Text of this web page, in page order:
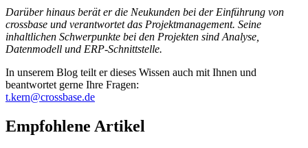
Darüber hinaus berät er die Neukunden bei der Einführung von
crossbase und verantwortet das Projektmanagement. Seine
inhaltlichen Schwerpunkte bei den Projekten sind Analyse,
Datenmodell und ERP-Schnittstelle.
In unserem Blog teilt er dieses Wissen auch mit Ihnen und
beantwortet gerne Ihre Fragen:
t.kern@crossbase.de
Empfohlene Artikel